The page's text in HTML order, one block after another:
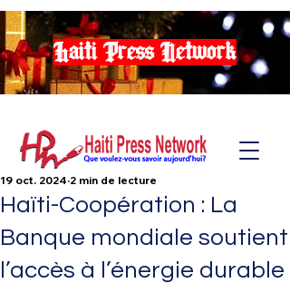
Haiti Press Network
Haïti-Coopération : La
Banque mondiale soutient
l’accès à l’énergie durable
19 oct. 2024 2 min de lecture